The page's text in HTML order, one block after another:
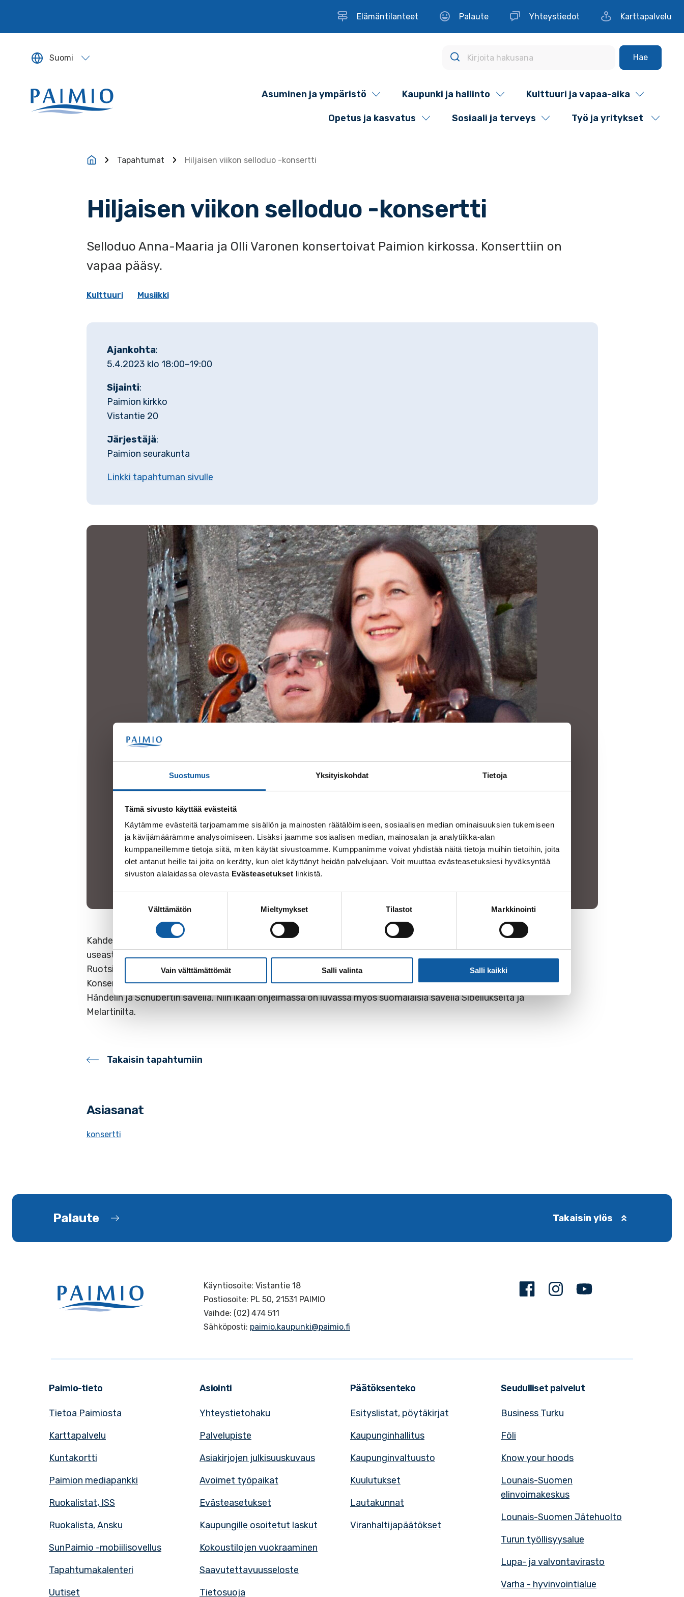
Suostumus Yksityiskohdat Tietoja
Tämä sivusto käyttää evästeitä
Käytämme evästeitä tarjoamamme sisällön ja mainosten räätälöimiseen, sosiaalisen median ominaisuuksien tukemiseen
ja kävijämäärämme analysoimiseen. Lisäksi jaamme sosiaalisen median, mainosalan ja analytiikka-alan
kumppaneillemme tietoja siitä, miten käytät sivustoamme. Kumppanimme voivat yhdistää näitä tietoja muihin tietoihin, joita
olet antanut heille tai joita on kerätty, kun olet käyttänyt heidän palvelujaan. Voit muuttaa evästeasetuksiesi hyväksyntää
sivuston alalaidassa olevasta Evästeasetukset linkistä.
valinta
Välttämätön Mieltymykset Tilastot Markkinointi
Vain välttämättömät Salli valinta Salli kaikki
Elämäntilanteet Palaute Yhteystiedot Karttapalvelu
Suomi
Sivun kieleksi valitaan englanti.
Hae
Asuminen ja ympäristö Kaupunki ja hallinto Kulttuuri ja vapaa-aika
Opetus ja kasvatus Sosiaali ja terveys Työ ja yritykset
Tapahtumat Hiljaisen viikon selloduo -konsertti
Hiljaisen viikon selloduo -konsertti
Selloduo Anna-Maaria ja Olli Varonen konsertoivat Paimion kirkossa. Konserttiin on
vapaa pääsy.
Kulttuuri Musiikki
Ajankohta:
5.4.2023 klo 18:00–19:00
Sijainti:
Paimion kirkko
Vistantie 20
Järjestäjä:
Paimion seurakunta
Linkki tapahtuman sivulle
Kahden sellon yhdistelmänä Varoset ovat esiintyneet satojen kotimaisten konserttien lisäksi Prahassa sekä
useasti Budapestissa ja muualla Unkarissa. Niin ikään duo on vieraillut Espanjassa, Virossa, Senegalissa ja
Ruotsissa.
Konsertin ohjelmisto on sävytetty hiljaisen viikon teemaan sopivaksi. Ohjelmistossa kuullaan mm. Bachin,
Händelin ja Schubertin säveliä. Niin ikään ohjelmassa on luvassa myös suomalaisia säveliä Sibeliukselta ja
Melartinilta.
Takaisin tapahtumiin
Asiasanat
konsertti
Palaute Takaisin ylös
Käyntiosoite: Vistantie 18
Postiosoite: PL 50, 21531 PAIMIO
Vaihde: (02) 474 511
Sähköposti: paimio.kaupunki@paimio.fi
FacebookInstagram
Paimio-tieto
Tietoa Paimiosta
Karttapalvelu
Kuntakortti
Paimion mediapankki
Ruokalistat, ISS
Ruokalista, Ansku
SunPaimio -mobiilisovellus
Tapahtumakalenteri
Uutiset
Asiointi
Yhteystietohaku
Palvelupiste
Asiakirjojen julkisuuskuvaus
Avoimet työpaikat
Evästeasetukset
Kaupungille osoitetut laskut
Kokoustilojen vuokraaminen
Saavutettavuusseloste
Tietosuoja
Päätöksenteko
Esityslistat, pöytäkirjat
Kaupunginhallitus
Kaupunginvaltuusto
Kuulutukset
Lautakunnat
Viranhaltijapäätökset
Seudulliset palvelut
Business Turku
Föli
Know your hoods
Lounais-Suomen
elinvoimakeskus
Lounais-Suomen Jätehuolto
Turun työllisyysalue
Lupa- ja valvontavirasto
Varha - hyvinvointialue